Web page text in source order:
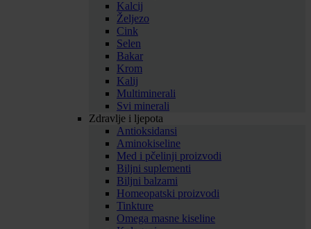
Kalcij
Željezo
Cink
Selen
Bakar
Krom
Kalij
Multiminerali
Svi minerali
Zdravlje i ljepota
Antioksidansi
Aminokiseline
Med i pčelinji proizvodi
Biljni suplementi
Biljni balzami
Homeopatski proizvodi
Tinkture
Omega masne kiseline